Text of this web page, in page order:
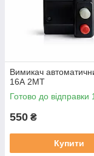
Вимикач
16А 2МТ
Готово до відправки
550 ₴
Купити